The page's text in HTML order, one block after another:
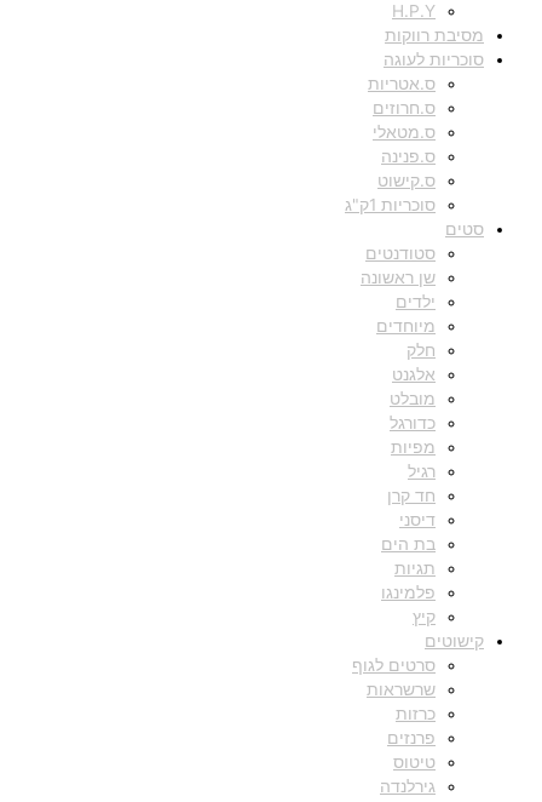
H.P.Y
מסיבת רווקות
סוכריות לעוגה
ס.אטריות
ס.חרוזים
ס.מטאלי
ס.פנינה
ס.קישוט
סוכריות 1ק"ג
סטים
סטודנטים
שן ראשונה
ילדים
מיוחדים
חלק
אלגנט
מובלט
כדורגל
מפיות
רגיל
חד קרן
דיסני
בת הים
תגיות
פלמינגו
קיץ
קישוטים
סרטים לגוף
שרשראות
כרזות
פרנזים
טיטוס
גירלנדה